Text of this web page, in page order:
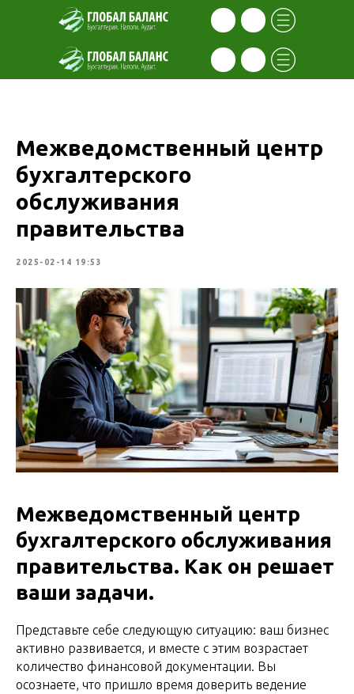
Межведомственный центр
бухгалтерского
обслуживания
правительства
2025-02-14 19:53
Межведомственный центр
бухгалтерского обслуживания
правительства. Как он решает
ваши задачи.
Представьте себе следующую ситуацию: ваш бизнес
активно развивается, и вместе с этим возрастает
количество финансовой документации. Вы
осознаете, что пришло время доверить ведение